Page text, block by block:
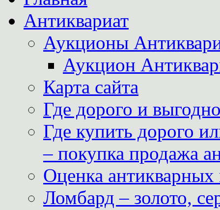
Антиквариат
Аукционы
Аукцион
Карта сайта
Где дорого и
Где купить дорого
– покупка продажа
Оценка антикварных
Ломбард – золото,